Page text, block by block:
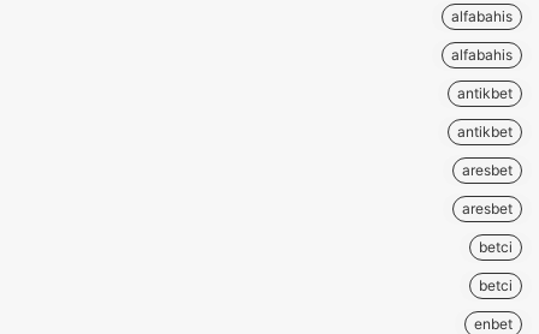
alfabahis
alfabahis
antikbet
antikbet
aresbet
aresbet
betci
betci
enbet